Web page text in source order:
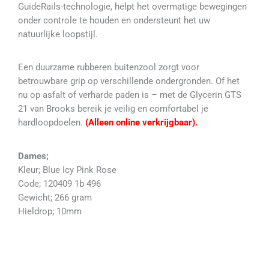
GuideRails-technologie, helpt het overmatige bewegingen
onder controle te houden en ondersteunt het uw
natuurlijke loopstijl.
Een duurzame rubberen buitenzool zorgt voor
betrouwbare grip op verschillende ondergronden. Of het
nu op asfalt of verharde paden is – met de Glycerin GTS
21 van Brooks bereik je veilig en comfortabel je
hardloopdoelen. (Alleen online verkrijgbaar).
Dames;
Kleur; Blue Icy Pink Rose
Code; 120409 1b 496
Gewicht; 266 gram
Hieldrop; 10mm